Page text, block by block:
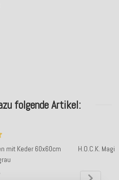
folgende Artikel:
mit Keder 60x60cm
H.O.C.K.